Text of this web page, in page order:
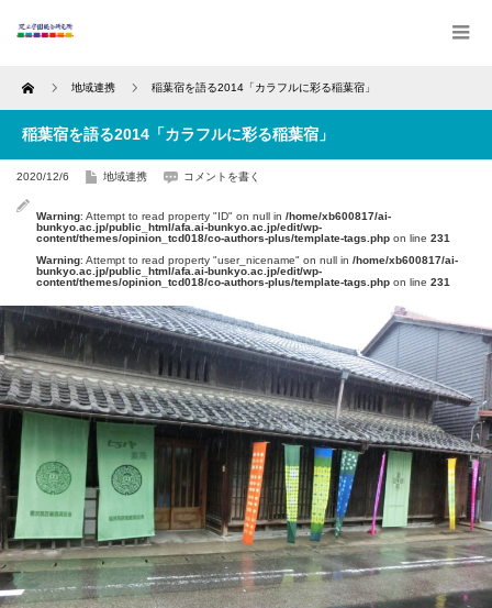
Home 地域連携 稲葉宿を語る2014「カラフルに彩る稲葉宿」
稲葉宿を語る2014「カラフルに彩る稲葉宿」
2020/12/6 地域連携 コメントを書く
Warning: Attempt to read property "ID" on null in /home/xb600817/ai-
bunkyo.ac.jp/public_html/afa.ai-bunkyo.ac.jp/edit/wp-
content/themes/opinion_tcd018/co-authors-plus/template-tags.php on line 231
Warning: Attempt to read property "user_nicename" on null in /home/xb600817/ai-
bunkyo.ac.jp/public_html/afa.ai-bunkyo.ac.jp/edit/wp-
content/themes/opinion_tcd018/co-authors-plus/template-tags.php on line 231